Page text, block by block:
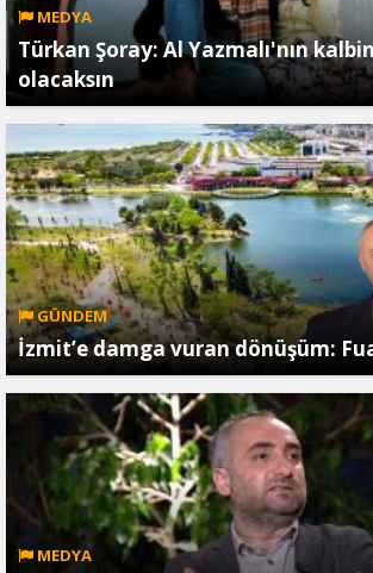
MEDYA
Türkan Şoray: Al Yazmalı'nın
olacaksın
GÜNDEM
İzmit’e damga vuran dönüşüm:
MEDYA